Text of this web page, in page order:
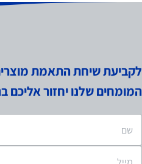
לקביעת שיחת התאמת
המומחים שלנו יחזור אליכם